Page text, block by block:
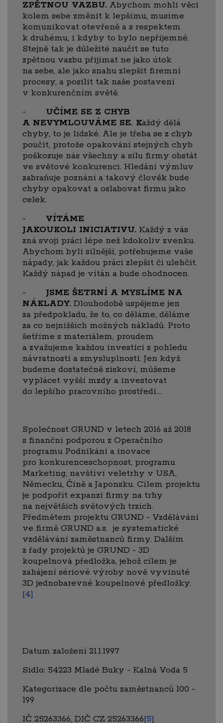
ZPĚTNOU VAZBU. Abychom mohli věci
kolem sebe změnit k lepšímu, musíme
komunikovat otevřeně a s respektem
k druhému, i kdyby to bylo nepříjemné.
Stejně tak je důležité naučit se tuto
zpětnou vazbu přijímat ne jako útok
na sebe, ale jako snahu zlepšit firemní
procesy, a posílit tak naše postavení
v konkurenčním světě.
- UČÍME SE Z CHYB
A NEVYMLOUVÁME SE. Každý dělá
chyby, to je lidské. Ale je třeba se z chyb
poučit, protože opakování stejných chyb
poškozuje nás všechny a sílu firmy obstát
ve světové konkurenci. Hledání výmluv
zabraňuje poznání a takový člověk bude
chyby opakovat a oslabovat firmu jako
celek.
- VÍTÁME
JAKOUKOLI INICIATIVU. Každý z vás
zná svoji práci lépe než kdokoliv zvenku.
Abychom byli silnější, potřebujeme vaše
nápady, jak každou práci zlepšit či ulehčit.
Každý nápad je vítán a bude ohodnocen.
- JSME ŠETRNÍ A MYSLÍME NA
NÁKLADY. Dlouhodobě uspějeme jen
za předpokladu, že to, co děláme, děláme
za co nejnižších možných nákladů. Proto
šetříme s materiálem, proudem
a zvažujeme každou investici z pohledu
návratnosti a smysluplnosti. Jen když
budeme dostatečně ziskoví, můžeme
vyplácet vyšší mzdy a investovat
do lepšího pracovního prostředí....
Společnost GRUND v letech 2016 až 2018
s finanční podporou z Operačního
programu Podnikání a inovace
pro konkurenceschopnost, programu
Marketing, navštíví veletrhy v USA,
Německu, Číně a Japonsku. Cílem projektu
je podpořit expanzi firmy na trhy
na největších světových trzích.
Předmětem projektu GRUND - Vzdělávání
ve firmě GRUND a.s. je systematické
vzdělávání zaměstnanců firmy. Dalším
z řady projektů je GRUND - 3D
koupelnová předložka, jehož cílem je
zahájení sériové výroby nově vyvinuté
3D jednobarevné koupelnové předložky.
[4]
Datum založení 21.1.1997
Sídlo: 54223 Mladé Buky - Kalná Voda 5
Kategorizace dle počtu zaměstnanců 100 -
199
IČ 25263366, DIČ CZ 25263366[5]